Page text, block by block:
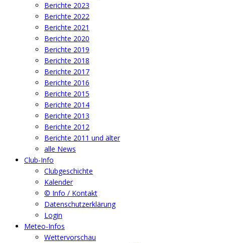
Berichte 2023
Berichte 2022
Berichte 2021
Berichte 2020
Berichte 2019
Berichte 2018
Berichte 2017
Berichte 2016
Berichte 2015
Berichte 2014
Berichte 2013
Berichte 2012
Berichte 2011 und älter
alle News
Club-Info
Clubgeschichte
Kalender
© Info / Kontakt
Datenschutzerklärung
Login
Meteo-Infos
Wettervorschau